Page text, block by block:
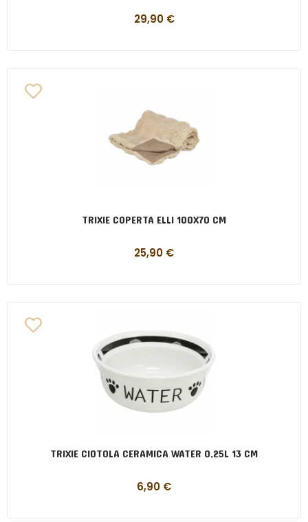
29,90 €
TRIXIE COPERTA ELLI 100X70 CM
25,90 €
TRIXIE CIOTOLA CERAMICA WATER 0,25L 13 CM
6,90 €